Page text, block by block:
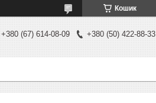
Кошик
+380 (67) 614-08-09 +380 (50) 422-88-33